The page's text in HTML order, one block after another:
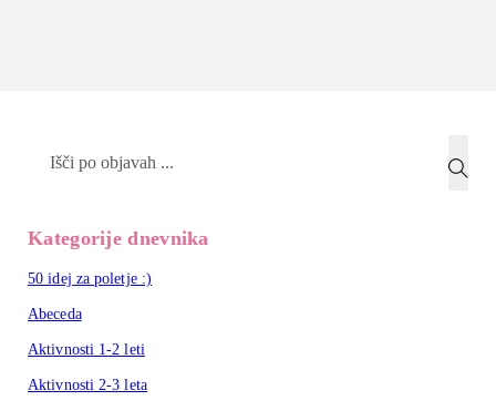
Kategorije dnevnika
50 idej za poletje :)
Abeceda
Aktivnosti 1-2 leti
Aktivnosti 2-3 leta